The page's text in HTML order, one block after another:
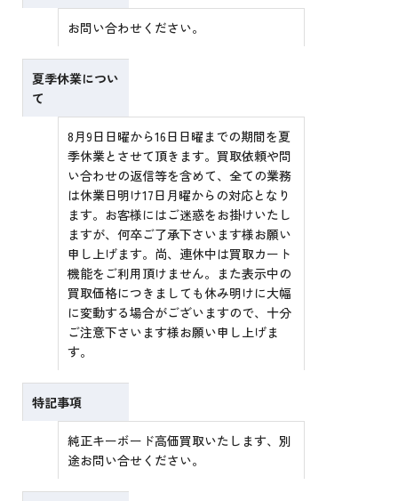
お問い合わせください。
夏季休業につい
て
8月9日日曜から16日日曜までの期間を夏
季休業とさせて頂きます。買取依頼や問
い合わせの返信等を含めて、全ての業務
は休業日明け17日月曜からの対応となり
ます。お客様にはご迷惑をお掛けいたし
ますが、何卒ご了承下さいます様お願い
申し上げます。尚、連休中は買取カート
機能をご利用頂けません。また表示中の
買取価格につきましても休み明けに大幅
に変動する場合がございますので、十分
ご注意下さいます様お願い申し上げま
す。
特記事項
純正キーボード高価買取いたします、別
途お問い合せください。